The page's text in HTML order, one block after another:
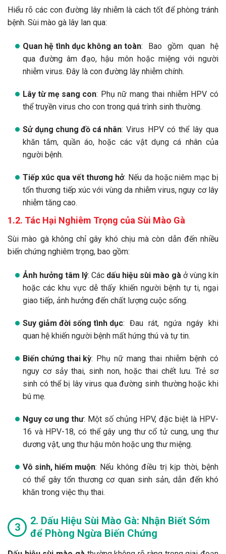
Hiểu rõ các con đường lây nhiễm là cách tốt để phòng tránh
bệnh. Sùi mào gà lây lan qua:
Quan hệ tình dục không an toàn: Bao gồm quan hệ
qua đường âm đạo, hậu môn hoặc miệng với người
nhiễm virus. Đây là con đường lây nhiễm chính.
Lây từ mẹ sang con: Phụ nữ mang thai nhiễm HPV có
thể truyền virus cho con trong quá trình sinh thường.
Sử dụng chung đồ cá nhân: Virus HPV có thể lây qua
khăn tắm, quần áo, hoặc các vật dụng cá nhân của
người bệnh.
Tiếp xúc qua vết thương hở: Nếu da hoặc niêm mạc bị
tổn thương tiếp xúc với vùng da nhiễm virus, nguy cơ lây
nhiễm tăng cao.
1.2. Tác Hại Nghiêm Trọng của Sùi Mào Gà
Sùi mào gà không chỉ gây khó chịu mà còn dẫn đến nhiều
biến chứng nghiêm trọng, bao gồm:
Ảnh hưởng tâm lý: Các dấu hiệu sùi mào gà ở vùng kín
hoặc các khu vực dễ thấy khiến người bệnh tự ti, ngại
giao tiếp, ảnh hưởng đến chất lượng cuộc sống.
Suy giảm đời sống tình dục: Đau rát, ngứa ngáy khi
quan hệ khiến người bệnh mất hứng thú và tự tin.
Biến chứng thai kỳ: Phụ nữ mang thai nhiễm bệnh có
nguy cơ sảy thai, sinh non, hoặc thai chết lưu. Trẻ sơ
sinh có thể bị lây virus qua đường sinh thường hoặc khi
bú mẹ.
Nguy cơ ung thư: Một số chủng HPV, đặc biệt là HPV-
16 và HPV-18, có thể gây ung thư cổ tử cung, ung thư
dương vật, ung thư hậu môn hoặc ung thư miệng.
Vô sinh, hiếm muộn: Nếu không điều trị kịp thời, bệnh
có thể gây tổn thương cơ quan sinh sản, dẫn đến khó
khăn trong việc thụ thai.
2. Dấu Hiệu Sùi Mào Gà: Nhận Biết Sớm
để Phòng Ngừa Biến Chứng